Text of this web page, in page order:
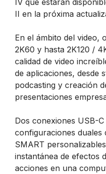
II en la próxima
En el ámbito del video,
2K60 y hasta 2K120 /
calidad de video
de aplicaciones, desde
podcasting y creación
presentaciones
Dos conexiones USB-
configuraciones duales
SMART
instantánea de efectos
acciones en una